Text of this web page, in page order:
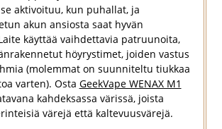
aktivoituu, kun puhallat, ja
akun ansiosta saat hyvän
käyttää vaihdettavia patruunoita,
höyrystimet, joiden vastus
(molemmat on suunniteltu tiukkaa
varten). Osta GeekVape WENAX M1
kahdeksassa värissä, joista
värejä että kaltevuusvärejä.